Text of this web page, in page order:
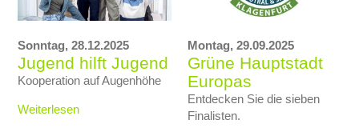
Sonntag, 28.12.2025
Jugend hilft Jugend
Kooperation auf Augenhöhe
Weiterlesen
Montag, 29.09.2025
Grüne Hauptstadt
Europas
Entdecken Sie die sieben
Finalisten.